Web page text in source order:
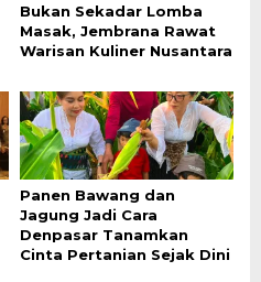
Bukan Sekadar Lomba
Masak, Jembrana Rawat
Warisan Kuliner Nusantara
Panen Bawang dan
Jagung Jadi Cara
Denpasar Tanamkan
Cinta Pertanian Sejak Dini